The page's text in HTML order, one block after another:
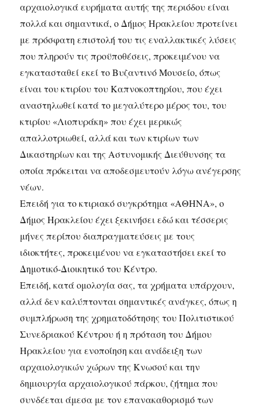
αρχαιολογικά ευρήματα αυτής της περιόδου είναι
πολλά και σημαντικά, ο Δήμος Ηρακλείου προτείνει
με πρόσφατη επιστολή του τις εναλλακτικές λύσεις
που πληρούν τις προϋποθέσεις, προκειμένου να
εγκατασταθεί εκεί το Βυζαντινό Μουσείο, όπως
είναι του κτιρίου του Καπνοκοπτηρίου, που έχει
αναστηλωθεί κατά το μεγαλύτερο μέρος του, του
κτιρίου «Λιοπυράκη» που έχει μερικώς
απαλλοτριωθεί, αλλά και των κτιρίων των
Δικαστηρίων και της Αστυνομικής Διεύθυνσης τα
οποία πρόκειται να αποδεσμευτούν λόγω ανέγερσης
νέων.
Επειδή για το κτιριακό συγκρότημα «ΑΘΗΝΑ», ο
Δήμος Ηρακλείου έχει ξεκινήσει εδώ και τέσσερις
μήνες περίπου διαπραγματεύσεις με τους
ιδιοκτήτες, προκειμένου να εγκαταστήσει εκεί το
Δημοτικό-Διοικητικό του Κέντρο.
Επειδή, κατά ομολογία σας, τα χρήματα υπάρχουν,
αλλά δεν καλύπτονται σημαντικές ανάγκες, όπως η
συμπλήρωση της χρηματοδότησης του Πολιτιστικού
Συνεδριακού Κέντρου ή η πρόταση του Δήμου
Ηρακλείου για ενοποίηση και ανάδειξη των
αρχαιολογικών χώρων της Κνωσού και την
δημιουργία αρχαιολογικού πάρκου, ζήτημα που
συνδέεται άμεσα με τον επανακαθορισμό των